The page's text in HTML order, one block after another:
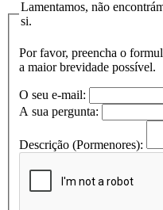
Lamentamos, não
si.
Por favor, preencha o
a maior brevidade possível.
O seu e-mail:
A sua pergunta:
Descrição (Pormenores):